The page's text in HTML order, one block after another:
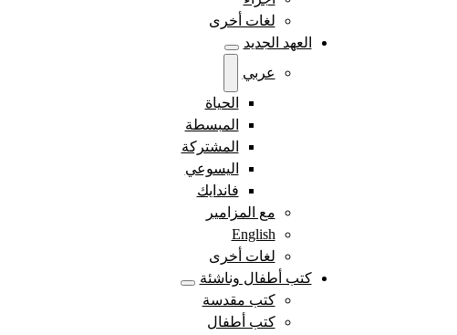
لغات أخرى
العهد الجديد
عربي
الحياة
المبسطة
المشتركة
اليسوعي
فاندايك
مع المزامير
English
لغات أخرى
كتب أطفال وناشئة
كتب مقدسة
كتب أطفال